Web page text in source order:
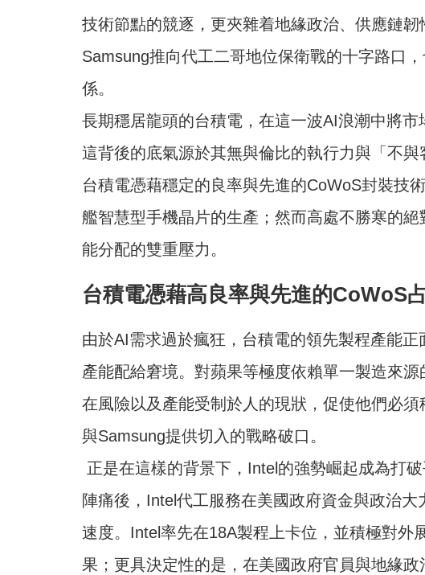
技術節點的競逐，更夾雜着地緣政治、供應鏈
Samsung推向代工二哥地位保衛戰的十字路口
係。
長期穩居龍頭的台積電，在這一波AI浪潮中將市
這背後的底氣源於其無與倫比的執行力與「不
台積電憑藉穩定的良率與先進的CoWoS封裝技
艦智慧型手機晶片的生產；然而高處不勝寒的
能分配的雙重壓力。
台積電憑藉高良率與先進的CoWoS
由於AI需求過於瘋狂，台積電的領先製程產能
產能配給窘境。對蘋果等極度依賴單一製造來
在風險以及產能受制於人的現狀，促使他們必
與Samsung提供切入的戰略破口。
正是在這樣的背景下，Intel的強勢崛起成為打
陣痛後，Intel代工服務在美國政府資金與政治
速度。Intel率先在18A製程上卡位，並積極對外
果；更具決定性的是，在美國政府官員與地緣